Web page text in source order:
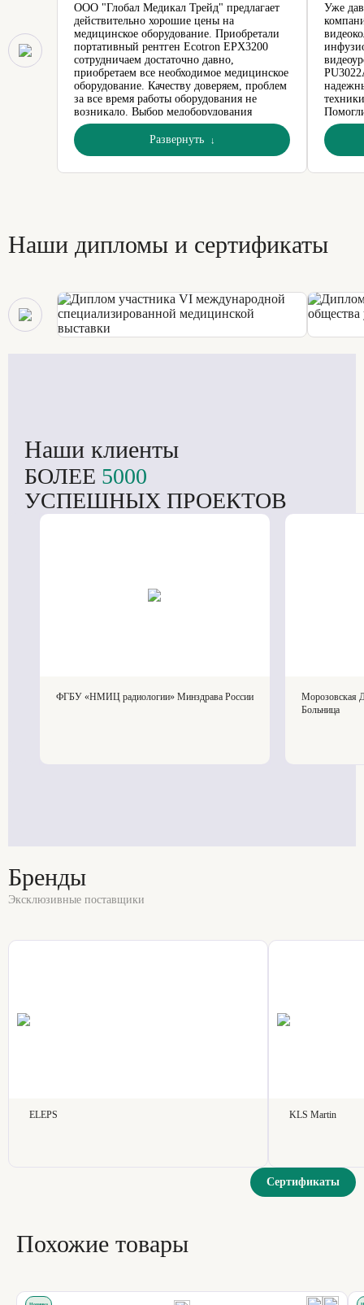
ООО "Глобал Медикал Трейд" предлагает
действительно хорошие цены на
медицинское оборудование. Приобретали
портативный рентген Ecotron EPX3200
сотрудничаем достаточно давно,
приобретаем все необходимое медицинское
оборудование. Качеству доверяем, проблем
за все время работы оборудования не
возникало. Выбор медоборудования
стабильно большой, цены разумные,
отлаженный сервис.Развернуть
Уже
дали
на
Наши дипломы и сертификаты
Наши клиенты
БОЛЕЕ 5000
УСПЕШНЫХ ПРОЕКТОВ
ФГБУ «НМИЦ радиологии» Минздрава России
Морозовская
Больница
Бренды
Эксклюзивные поставщики
ELEPS KLS Martin
Сертификаты
Похожие товары
Новинка